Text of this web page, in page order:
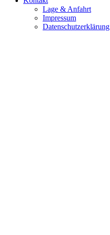
Lage & Anfahrt
Impressum
Datenschutzerklärung